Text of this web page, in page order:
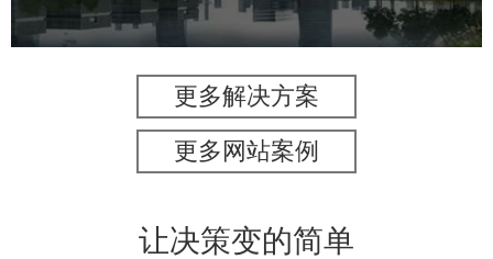
更多解决方案
更多网站案例
让决策变的简单